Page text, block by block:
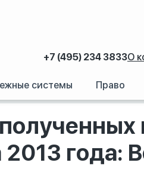
+7 (495) 234 3833О
системы Право
кипрского банковского
2013 года: